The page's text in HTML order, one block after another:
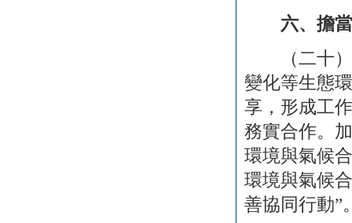
六、擔
（二十）
變化等生態
享，形成工
務實合作。
環境與氣候
環境與氣候
善協同行動”